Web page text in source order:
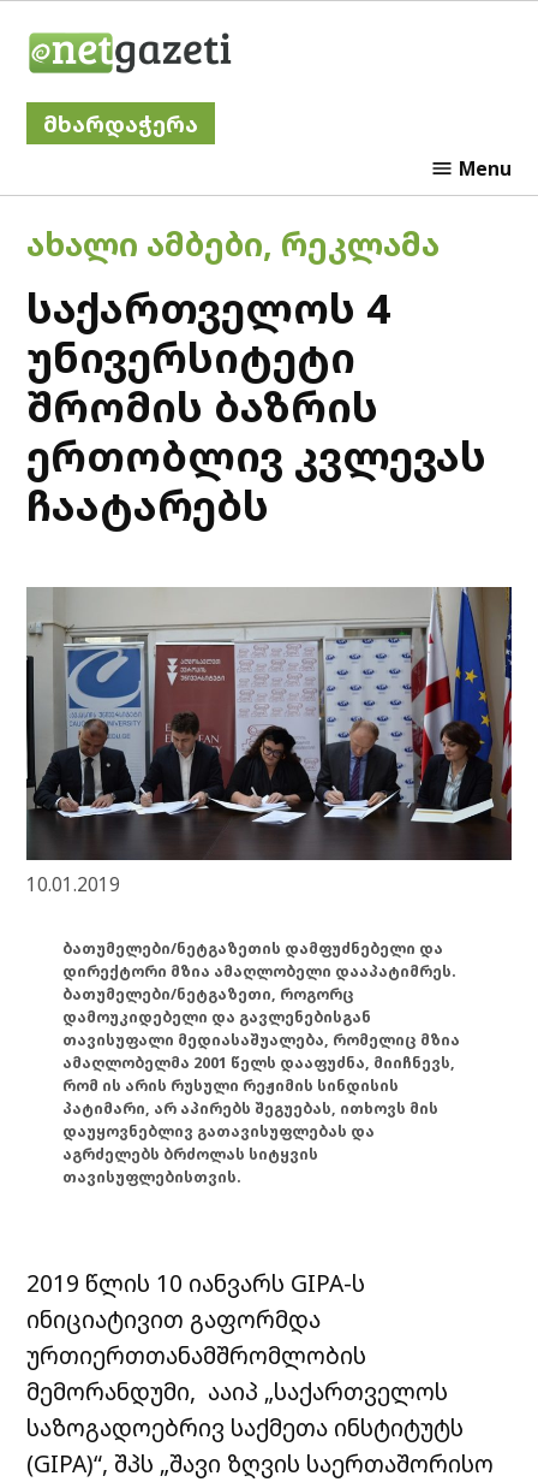
მხარდაჭერა
Menu
POSTED
IN
ᲐᲮᲐᲚᲘ ᲐᲛᲑᲔᲑᲘ, ᲠᲔᲙᲚᲐᲛᲐ
საქართველოს 4
უნივერსიტეტი
შრომის ბაზრის
ერთობლივ კვლევას
ჩაატარებს
10.01.2019
ბათუმელები/ნეტგაზეთის დამფუძნებელი და
დირექტორი მზია ამაღლობელი დააპატიმრეს.
ბათუმელები/ნეტგაზეთი, როგორც
დამოუკიდებელი და გავლენებისგან
თავისუფალი მედიასაშუალება, რომელიც მზია
ამაღლობელმა 2001 წელს დააფუძნა, მიიჩნევს,
რომ ის არის რუსული რეჟიმის სინდისის
პატიმარი, არ აპირებს შეგუებას, ითხოვს მის
დაუყოვნებლივ გათავისუფლებას და
აგრძელებს ბრძოლას სიტყვის
თავისუფლებისთვის.
2019 წლის 10 იანვარს GIPA-ს
ინიციატივით გაფორმდა
ურთიერთთანამშრომლობის
მემორანდუმი, ააიპ „საქართველოს
საზოგადოებრივ საქმეთა ინსტიტუტს
(GIPA)“, შპს „შავი ზღვის საერთაშორისო